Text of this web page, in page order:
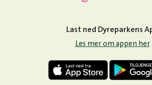
Last ned Dyreparkens
Les mer om appen her